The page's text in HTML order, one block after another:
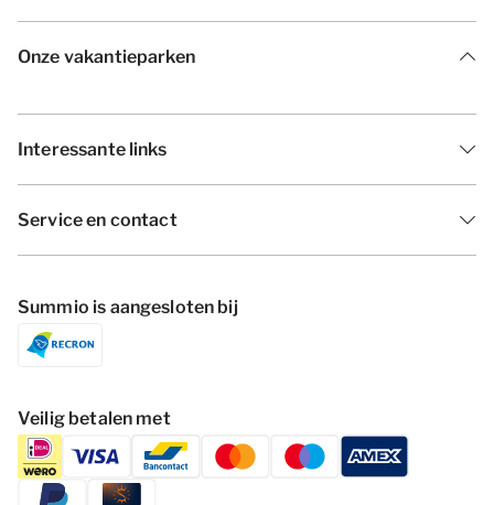
Onze vakantieparken
Interessante links
Service en contact
Summio is aangesloten bij
Veilig betalen met